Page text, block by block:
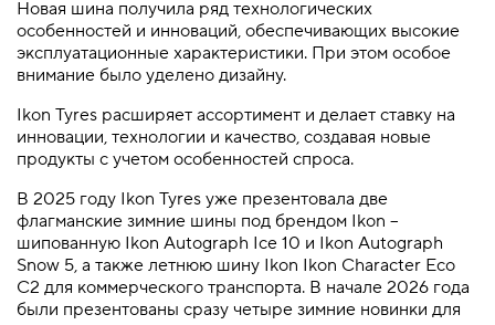
Новая шина получила ряд технологических
особенностей и инноваций, обеспечивающих высокие
эксплуатационные характеристики. При этом особое
внимание было уделено дизайну.
Ikon Tyres расширяет ассортимент и делает ставку на
инновации, технологии и качество, создавая новые
продукты с учетом особенностей спроса.
В 2025 году Ikon Tyres уже презентовала две
флагманские зимние шины под брендом Ikon –
шипованную Ikon Autograph Ice 10 и Ikon Autograph
Snow 5, а также летнюю шину Ikon Ikon Character Eco
C2 для коммерческого транспорта. В начале 2026 года
были презентованы сразу четыре зимние новинки для